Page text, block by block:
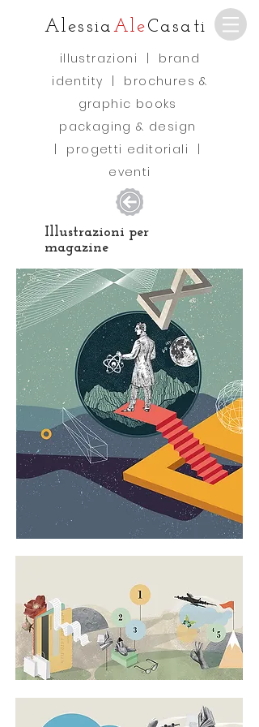
AlessiaAleCasati
illustrazioni
brand
identity
brochures &
graphic books
packaging & design
progetti editoriali
eventi
Illustrazioni per
magazine